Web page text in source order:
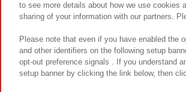
to see more details about how we use cookies
sharing of your information with our partners.
Please note that even if you have enabled the
and other identifiers on the following setup
opt-out preference signals . If you understand
setup banner by clicking the link below, then